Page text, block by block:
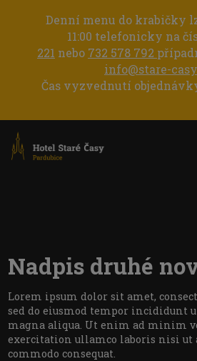
Denní menu do krabičky
11:00 telefonicky na
221 nebo 732 578 792
info@stare-
Čas vyzvednutí
Nadpis druhé
Lorem ipsum dolor sit amet,
sed do eiusmod tempor incididunt
magna aliqua. Ut enim ad minim
exercitation ullamco laboris nisi ut
commodo consequat.